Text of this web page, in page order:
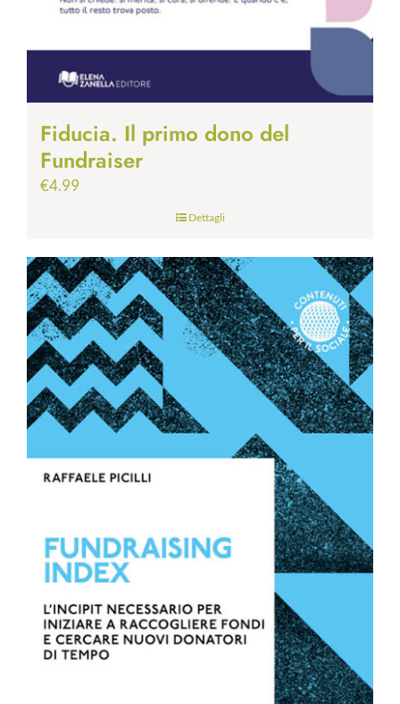
Fiducia. Il primo dono del
Fundraiser
€4.99
Dettagli